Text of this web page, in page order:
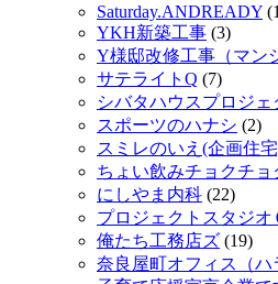
Saturday.ANDREADY
YKH新築工事 (3)
Y様邸改修工事（マン
サテライトQ (7)
シバタハウスプロジェ
スポーツのハナシ (2)
スミレのいえ(企画住
ちょい飲みチョクチョ
にしやま内科 (22)
プロジェクトスタジオ
俺たち工務店ズ (19)
奈良屋町オフィス（ハ